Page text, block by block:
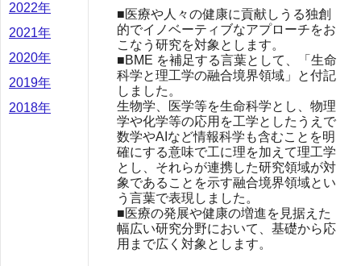
2022年
2021年
2020年
2019年
2018年
■医療や人々の健康に貢献しうる独創
的でイノベーティブなアプローチをお
こなう研究を対象とします。
■BME を補足する言葉として、「生命
科学と理工学の融合境界領域」と付記
しました。
生物学、医学等を生命科学とし、物理
学や化学等の応用を工学としたうえで
数学やAIなど情報科学も含むことを明
確にする意味で工に理を加えて理工学
とし、それらが連携した研究領域が対
象であることを示す融合境界領域とい
う言葉で表現しました。
■医療の発展や健康の増進を見据えた
幅広い研究分野において、基礎から応
用まで広く対象とします。